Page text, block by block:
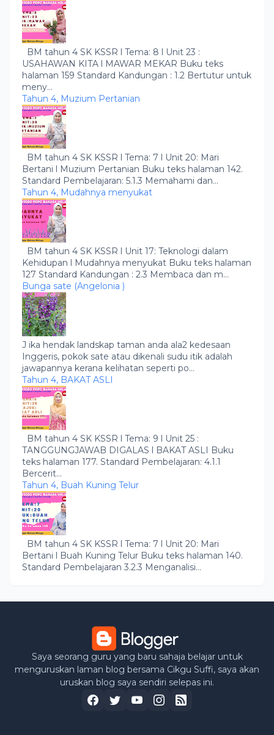
BM tahun 4 SK KSSR l Tema: 8 l Unit 23 :
USAHAWAN KITA l MAWAR MEKAR Buku teks
halaman 159 Standard Kandungan : 1.2 Bertutur untuk
meny...
Tahun 4, Muzium Pertanian
BM tahun 4 SK KSSR l Tema: 7 l Unit 20: Mari
Bertani l Muzium Pertanian Buku teks halaman 142.
Standard Pembelajaran: 5.1.3 Memahami dan...
Tahun 4, Mudahnya menyukat
BM tahun 4 SK KSSR l Unit 17: Teknologi dalam
Kehidupan l Mudahnya menyukat Buku teks halaman
127 Standard Kandungan : 2.3 Membaca dan m...
Bunga sate (Angelonia )
J ika hendak landskap taman anda ala2 kedesaan
Inggeris, pokok sate atau dikenali sudu itik adalah
jawapannya kerana kelihatan seperti po...
Tahun 4, BAKAT ASLI
BM tahun 4 SK KSSR l Tema: 9 l Unit 25 :
TANGGUNGJAWAB DIGALAS l BAKAT ASLI Buku
teks halaman 177. Standard Pembelajaran: 4.1.1
Bercerit...
Tahun 4, Buah Kuning Telur
BM tahun 4 SK KSSR l Tema: 7 l Unit 20: Mari
Bertani l Buah Kuning Telur Buku teks halaman 140.
Standard Pembelajaran 3.2.3 Menganalisi...
Saya seorang guru yang baru sahaja belajar untuk
menguruskan laman blog bersama Cikgu Suffi, saya akan
uruskan blog saya sendiri selepas ini.